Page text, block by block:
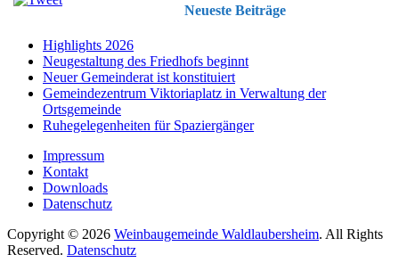
Neueste Beiträge
Highlights 2026
Neugestaltung des Friedhofs beginnt
Neuer Gemeinderat ist konstituiert
Gemeindezentrum Viktoriaplatz in Verwaltung der
Ortsgemeinde
Ruhegelegenheiten für Spaziergänger
Impressum
Kontakt
Downloads
Datenschutz
Copyright © 2026 Weinbaugemeinde Waldlaubersheim. All Rights
Reserved. Datenschutz